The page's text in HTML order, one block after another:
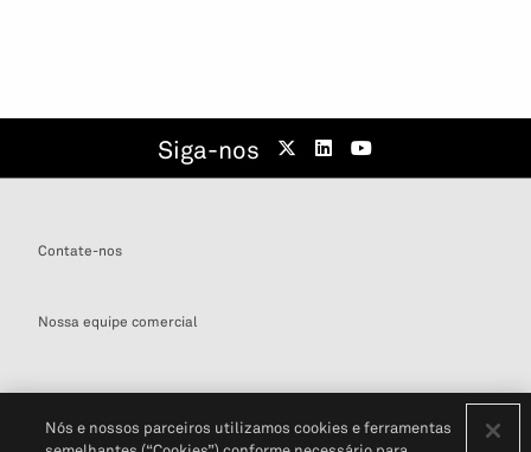
Siga-nos
Contate-nos
Nossa equipe comercial
Nós e nossos parceiros utilizamos cookies e ferramentas